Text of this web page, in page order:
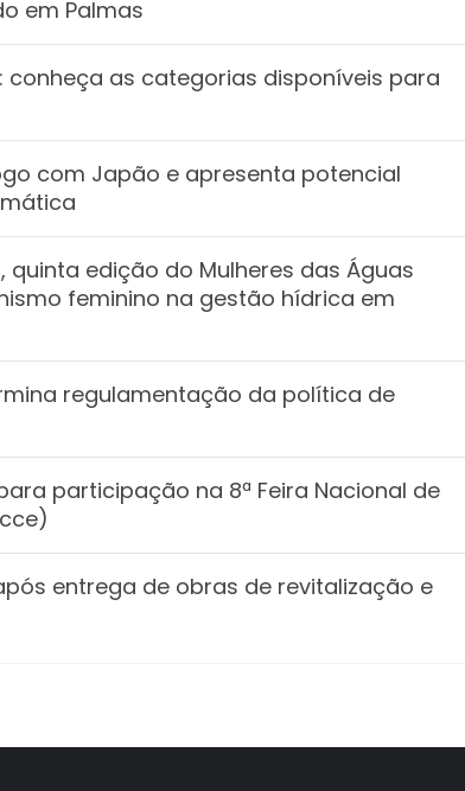
em Palmas
as categorias disponíveis para
com Japão e apresenta potencial
edição do Mulheres das Águas
feminino na gestão hídrica em
regulamentação da política de
participação na 8ª Feira Nacional de
entrega de obras de revitalização e